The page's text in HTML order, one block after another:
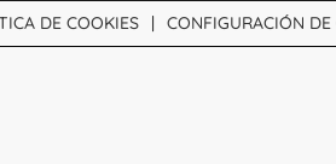
DE COOKIES CONFIGURACIÓN DE